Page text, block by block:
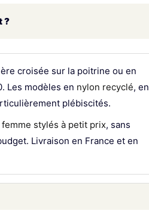
voyager ?
lequel choisir?
?
?
grands formats ?
?
croisée sur la poitrine ou en
Les modèles en nylon recyclé, en
plébiscités.
femme stylés à petit prix, sans
Livraison en France et en